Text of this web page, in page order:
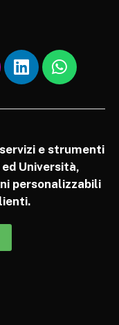
e strumenti
Università,
personalizzabili